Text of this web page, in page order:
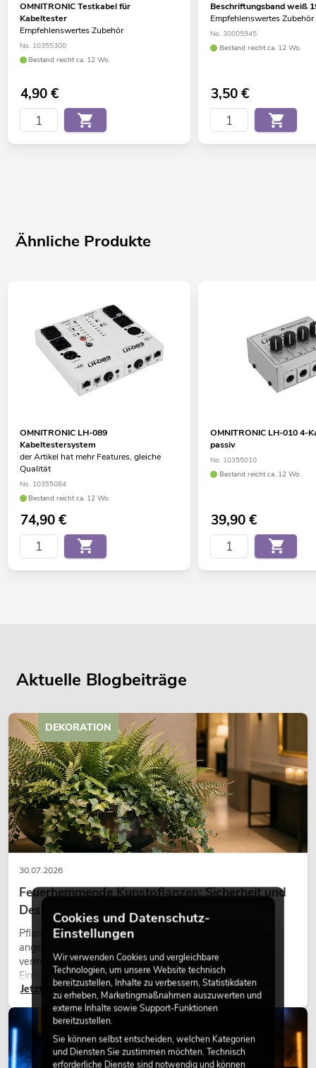
OMNITRONIC Testkabel für
Kabeltester
Empfehlenswertes Zubehör
No. 10355300
Bestand reicht ca. 12 Wo.
4,90€
Beschriftungsband weiß
Empfehlenswertes Zubehör
No. 30005945
Bestand reicht ca. 12 Wo.
3,50€
Ähnliche Produkte
OMNITRONIC LH-089
Kabeltestersystem
der Artikel hat mehr Features, gleiche
Qualität
No. 10355084
Bestand reicht ca. 12 Wo.
74,90€
OMNITRONIC LH-010 4-
passiv
No. 10355010
Bestand reicht ca. 12 Wo.
39,90€
Aktuelle Blogbeiträge
30.07.2026
Feuerhemmende Kunstpflanzen: Sicherheit und
Design perfekt kombiniert
Pflanzen machen Räume lebendig. Sie schaffen eine
angenehme Atmosphäre, verbessern das Ambiente und
vermitteln Natürlichkeit. Ob in Hotels, Restaurants,
Einkaufszentren, Bürogebäuden oder auf Messeständen:
eine hochwertige Begrünung gehört heute längst zum
modernen Raumkonzept.
Jetzt lesen
DEKORATION
LICHT
Cookies und Datenschutz-
Einstellungen
Wir verwenden Cookies und vergleichbare
Technologien, um unsere Website technisch
bereitzustellen, Inhalte zu verbessern, Statistikdaten
zu erheben, Marketingmaßnahmen auszuwerten und
externe Inhalte sowie Support-Funktionen
bereitzustellen.
Sie können selbst entscheiden, welchen Kategorien
und Diensten Sie zustimmen möchten. Technisch
erforderliche Dienste sind notwendig und können